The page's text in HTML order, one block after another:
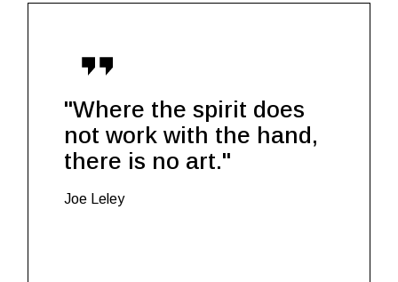
"Where the spirit does
not work with the hand,
there is no art."
Joe Leley